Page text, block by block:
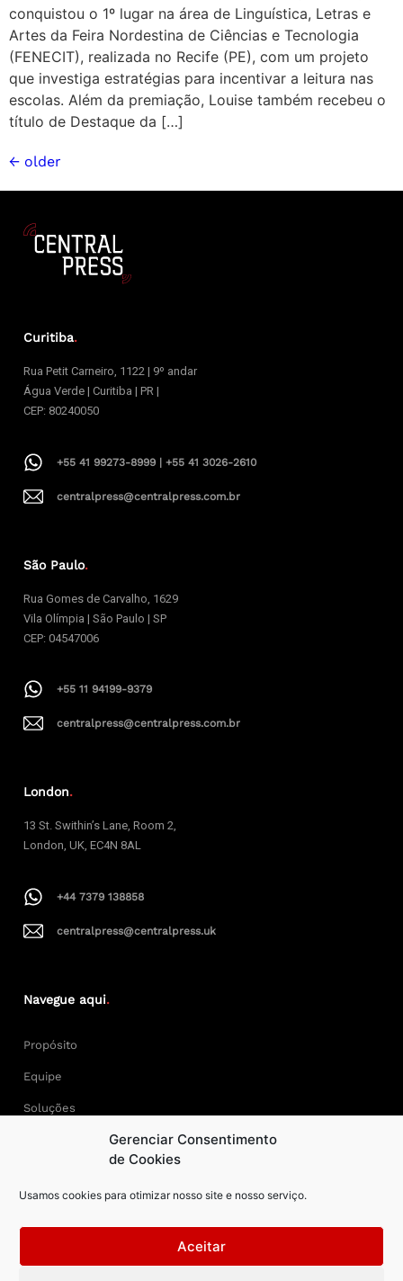
Gerenciar Consentimento
de Cookies
Usamos cookies para otimizar nosso site e nosso serviço.
Aceitar
conquistou o 1º lugar na área de Linguística, Letras e
Artes da Feira Nordestina de Ciências e Tecnologia
(FENECIT), realizada no Recife (PE), com um projeto
que investiga estratégias para incentivar a leitura nas
escolas. Além da premiação, Louise também recebeu o
título de Destaque da […]
← older
Curitiba.
Rua Petit Carneiro, 1122 | 9º andar
Água Verde | Curitiba | PR |
CEP: 80240050
+55 41 99273-8999 | +55 41 3026-2610
centralpress@centralpress.com.br
São Paulo.
Rua Gomes de Carvalho, 1629
Vila Olímpia | São Paulo | SP
CEP: 04547006
+55 11 94199-9379
centralpress@centralpress.com.br
London.
13 St. Swithin’s Lane, Room 2,
London, UK, EC4N 8AL
+44 7379 138858
centralpress@centralpress.uk
Navegue aqui.
Propósito
Equipe
Soluções
Central Press – todos os direitos reservados. Developer: